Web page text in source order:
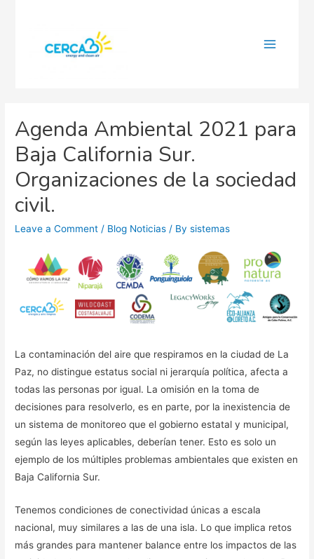
Agenda Ambiental 2021 para
Baja California Sur.
Organizaciones de la sociedad
civil.
Leave a Comment / Blog Noticias / Bysistemas
La contaminación del aire que respiramos en la ciudad de La
Paz, no distingue estatus social ni jerarquía política, afecta a
todas las personas por igual. La omisión en la toma de
decisiones para resolverlo, es en parte, por la inexistencia de
un sistema de monitoreo que el gobierno estatal y municipal,
según las leyes aplicables, deberían tener. Esto es solo un
ejemplo de los múltiples problemas ambientales que existen en
Baja California Sur.
Tenemos condiciones de conectividad únicas a escala
nacional, muy similares a las de una isla. Lo que implica retos
más grandes para mantener balance entre los impactos de las